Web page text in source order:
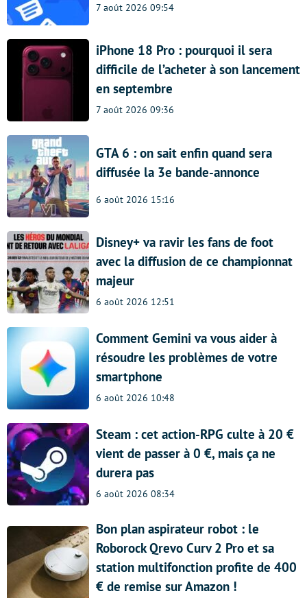
7 août 2026 09:54
iPhone 18 Pro : pourquoi il sera
difficile de l’acheter à son lancement
en septembre
7 août 2026 09:36
GTA 6 : on sait enfin quand sera
diffusée la 3e bande-annonce
6 août 2026 15:16
Disney+ va ravir les fans de foot
avec la diffusion de ce championnat
majeur
6 août 2026 12:51
Comment Gemini va vous aider à
résoudre les problèmes de votre
smartphone
6 août 2026 10:48
Steam : cet action-RPG culte à 20 €
vient de passer à 0 €, mais ça ne
durera pas
6 août 2026 08:34
Bon plan aspirateur robot : le
Roborock Qrevo Curv 2 Pro et sa
station multifonction profite de 400
€ de remise sur Amazon !